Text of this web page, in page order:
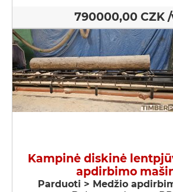
790000,00 CZK
Kampinė diskinė
apdirbimo
Parduoti > Medžio